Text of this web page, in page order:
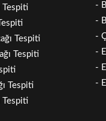
Tespiti
Tespiti
Tespiti
Tespiti
Tespiti
-
-
-
-
-
-